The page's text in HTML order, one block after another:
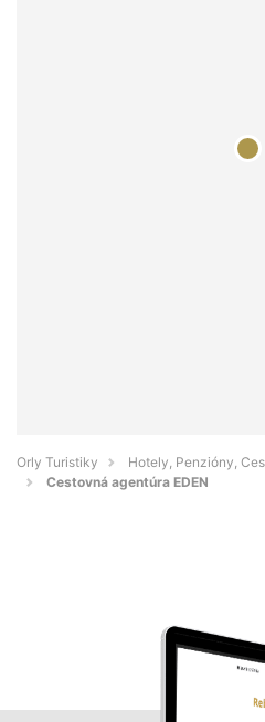
Orly Turistiky
Hotely, Penzióny,
Cestovná agentúra EDEN